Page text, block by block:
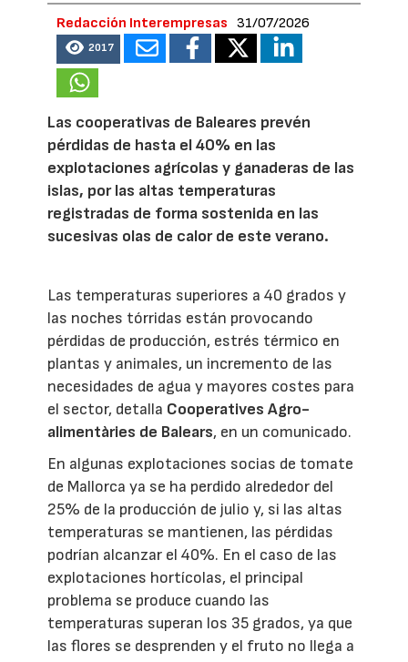
Redacción Interempresas 31/07/2026
2017
Las cooperativas de Baleares prevén
pérdidas de hasta el 40% en las
explotaciones agrícolas y ganaderas de las
islas, por las altas temperaturas
registradas de forma sostenida en las
sucesivas olas de calor de este verano.
Las temperaturas superiores a 40 grados y
las noches tórridas están provocando
pérdidas de producción, estrés térmico en
plantas y animales, un incremento de las
necesidades de agua y mayores costes para
el sector, detalla Cooperatives Agro-
alimentàries de Balears, en un comunicado.
En algunas explotaciones socias de tomate
de Mallorca ya se ha perdido alrededor del
25% de la producción de julio y, si las altas
temperaturas se mantienen, las pérdidas
podrían alcanzar el 40%. En el caso de las
explotaciones hortícolas, el principal
problema se produce cuando las
temperaturas superan los 35 grados, ya que
las flores se desprenden y el fruto no llega a